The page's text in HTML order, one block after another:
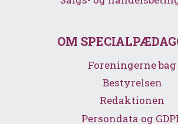
OM
Foreningerne bag
Bestyrelsen
Redaktionen
Persondata og